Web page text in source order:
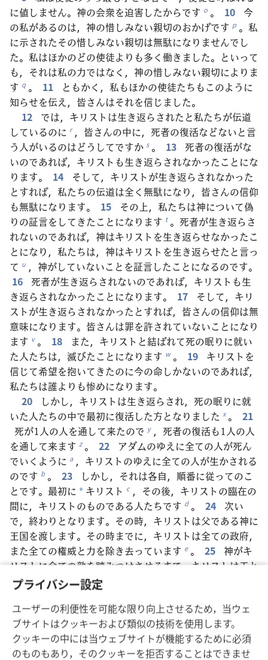
プライバシー設定
ユーザーの利便性を可能な限り向上させるため，当ウェ
ブサイトはクッキーおよび類似の技術を使用します。
クッキーの中には当ウェブサイトが機能するために必須
のものもあり，そのクッキーを拒否することはできませ
に値しません。神の会衆を迫害したからです o 。 10
今
の私があるのは，神の惜しみない親切のおかげです p 。私
に示されたその惜しみない親切は無駄になりませんでし
た。私はほかのどの使徒よりも多く働きました。といって
も，それは私の力ではなく，神の惜しみない親切によりま
す q 。 11
ともかく，私もほかの使徒たちもこのように
知らせを伝え，皆さんはそれを信じました。
12
では，キリストは生き返らされたと私たちが伝道
しているのに r ，皆さんの中に，死者の復活などないと言
う人がいるのはどうしてですか s 。 13
死者の復活がな
いのであれば，キリストも生き返らされなかったことにな
ります。
14
そして，キリストが生き返らされなかった
とすれば，私たちの伝道は全く無駄になり，皆さんの信仰
も無駄になります。
15
その上，私たちは神について偽
りの証言をしてきたことになります t 。死者が生き返らさ
れないのであれば，神はキリストを生き返らせなかったこ
とになり，私たちは，神はキリストを生き返らせたと言っ
て u ，神がしていないことを証言したことになるのです。
16
死者が生き返らされないのであれば，キリストも生
き返らされなかったことになります。
17
そして，キリ
ストが生き返らされなかったとすれば，皆さんの信仰は無
意味になります。皆さんは罪を許されていないことになり
ます v 。 18
また，キリストと結ばれて死の眠りに就い
た人たちは，滅びたことになります w 。 19
キリストを
信じて希望を抱いてきたのに今の命しかないのであれば，
私たちは誰よりも惨めになります。
20
しかし，キリストは生き返らされ，死の眠りに就
いた人たちの中で最初に復活した方となりました x 。
21
死が1人の人を通して来たので y ，死者の復活も1人の人
を通して来ます z 。 22
アダムのゆえに全ての人が死ん
でいくように a ，キリストのゆえに全ての人が生かされる
のです b 。 23
しかし，それは各自，順番に従ってのこ
とです。最初に * キリスト c ，その後，キリストの臨在の
間に，キリストのものである人たちです d 。 24
次い
で，終わりとなります。その時，キリストは父である神に
王国を渡します。その時までに，キリストは全ての政府，
また全ての権威と力を除き去っています e 。 25
神がキ
リストに全ての敵を踏みつけさせるまで，キリストは王と
して治めるのです f 。
。 27
せた h 」からです。ここで，「全てのもの」が服従するよ
うになったと述べられているとはいえ i ，その中に，全て
のものをキリストに服従させた方が含まれていないのは明
らかです j 。 28全てのものがキリストに服従させられ